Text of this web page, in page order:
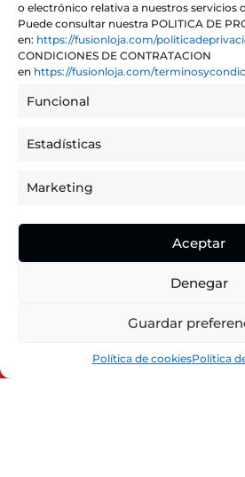
o electrónico relativa a nuestros servicios
Puede consultar nuestra POLITICA DE
en: https://fusionloja.com/
CONDICIONES DE CONTRATACION
en https://fusionloja.com/
Funcional
Estadísticas
Marketing
Aceptar
Denegar
Guardar
Política de cookiesPolítica
Puedes realizar tu
56 Minutes
Hide